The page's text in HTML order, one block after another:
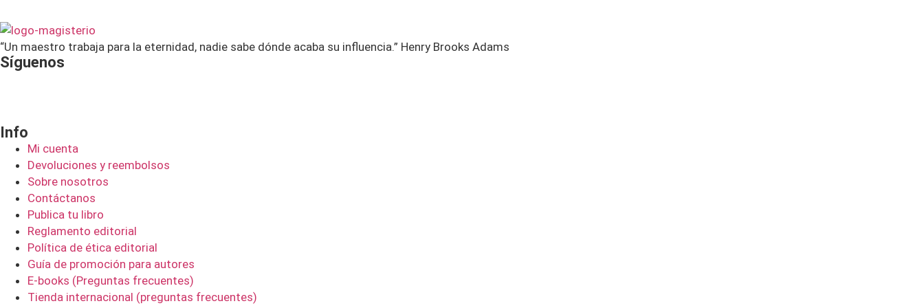
“Un maestro trabaja para la eternidad, nadie sabe dónde acaba su influencia.” Henry Brooks Adams
Síguenos
Info
Mi cuenta
Devoluciones y reembolsos
Sobre nosotros
Contáctanos
Publica tu libro
Reglamento editorial
Política de ética editorial
Guía de promoción para autores
E-books (Preguntas frecuentes)
Tienda internacional (preguntas frecuentes)